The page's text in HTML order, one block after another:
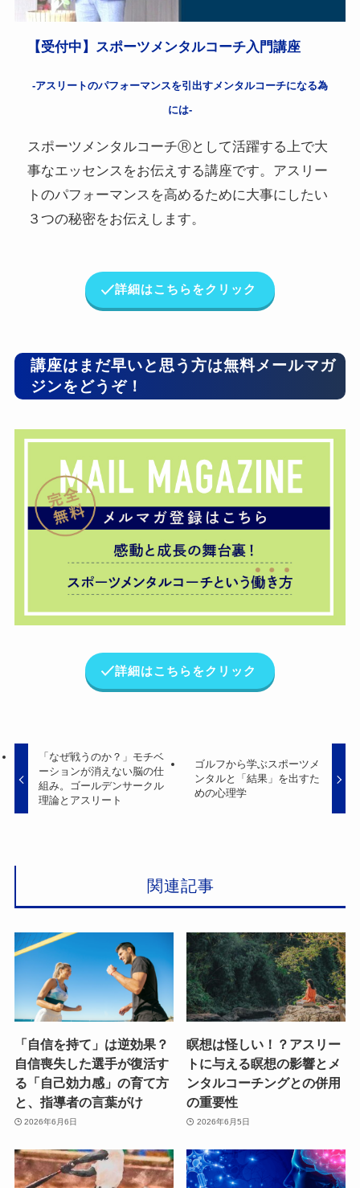
【受付中】スポーツメンタルコーチ入門講座
-アスリートのパフォーマンスを引出すメンタルコーチになる為
には-
スポーツメンタルコーチⓇとして活躍する上で大
事なエッセンスをお伝えする講座です。アスリー
トのパフォーマンスを高めるために大事にしたい
３つの秘密をお伝えします。
詳細はこちらをクリック
講座はまだ早いと思う方は無料メールマガ
ジンをどうぞ！
詳細はこちらをクリック
「なぜ戦うのか？」モチベ
ーションが消えない脳の仕
組み。ゴールデンサークル
理論とアスリート
ゴルフから学ぶスポーツメ
ンタルと「結果」を出すた
めの心理学
関連記事
「自信を持て」は逆効果？
自信喪失した選手が復活す
る「自己効力感」の育て方
と、指導者の言葉がけ
2026年6月6日
瞑想は怪しい！？アスリー
トに与える瞑想の影響とメ
ンタルコーチングとの併用
の重要性
2026年6月5日